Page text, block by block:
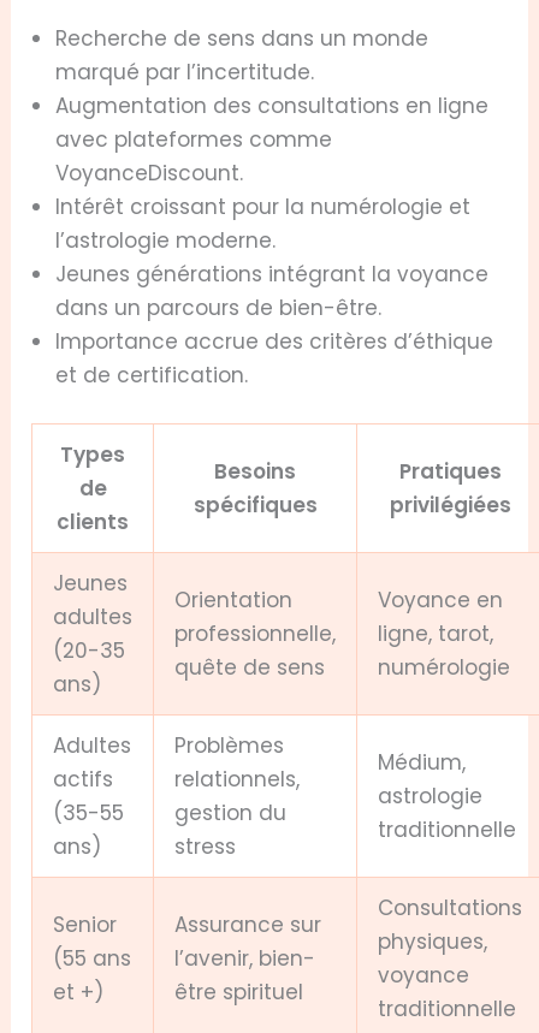
Recherche de sens dans un monde
marqué par l’incertitude.
Augmentation des consultations en ligne
avec plateformes comme
VoyanceDiscount.
Intérêt croissant pour la numérologie et
l’astrologie moderne.
Jeunes générations intégrant la voyance
dans un parcours de bien-être.
Importance accrue des critères d’éthique
et de certification.
Types
de
clients
Besoins
spécifiques
Pratiques
privilégiées
Jeunes
adultes
(20-35
ans)
Orientation
professionnelle,
quête de sens
Voyance en
ligne, tarot,
numérologie
Adultes
actifs
(35-55
ans)
Problèmes
relationnels,
gestion du
stress
Médium,
astrologie
traditionnelle
Senior
(55 ans
et +)
Assurance sur
l’avenir, bien-
être spirituel
Consultations
physiques,
voyance
traditionnelle